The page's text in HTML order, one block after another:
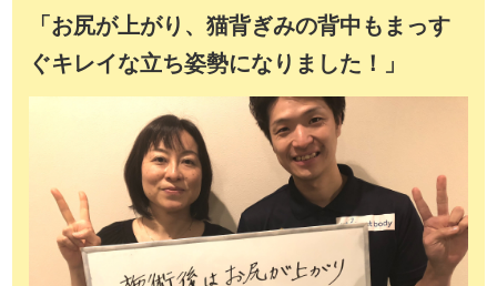
「お尻が上がり、猫背ぎみの背中もまっす
ぐキレイな立ち姿勢になりました！」